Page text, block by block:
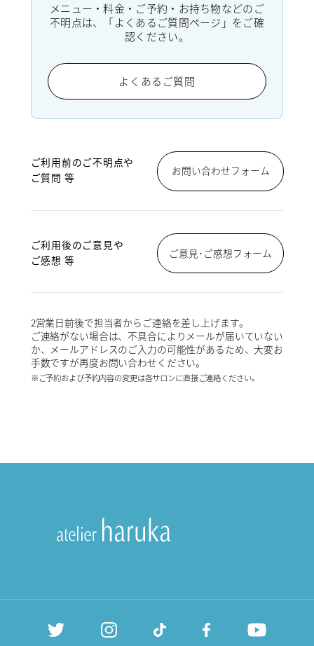
メニュー・料金・ご予約・お持ち物などのご
不明点は、「よくあるご質問ページ」をご確
認ください。
よくあるご質問
ご利用前のご不明点や
ご質問 等
お問い合わせフォーム
ご利用後のご意見や
ご感想 等
ご意見･ご感想フォーム
2営業日前後で担当者からご連絡を差し上げます。
ご連絡がない場合は、不具合によりメールが届いていない
か、メールアドレスのご入力の可能性があるため、大変お
手数ですが再度お問い合わせください。
※ご予約および予約内容の変更は各サロンに直接ご連絡ください。